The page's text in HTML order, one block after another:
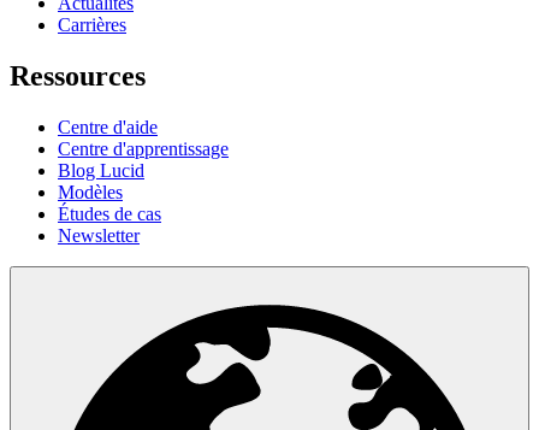
Carrières
Ressources
Centre d'aide
Centre d'apprentissage
Blog Lucid
Modèles
Études de cas
Newsletter